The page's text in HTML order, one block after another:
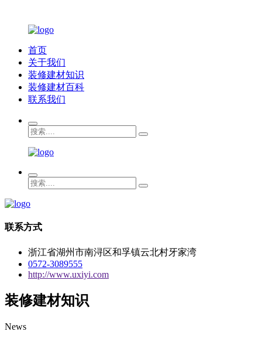
首页
关于我们
装修建材知识
装修建材百科
联系我们
联系方式
浙江省湖州市南浔区和孚镇云北村牙家湾
0572-3089555
http://www.uxiyi.com
装修建材知识
News